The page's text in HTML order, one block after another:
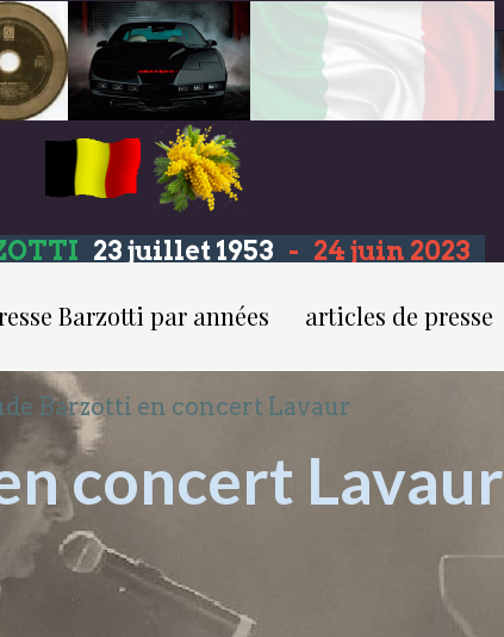
23 juillet 1953 - 24 juin 2023
Barzotti par années articles de presse
Barzotti en concert Lavaur
concert Lavaur